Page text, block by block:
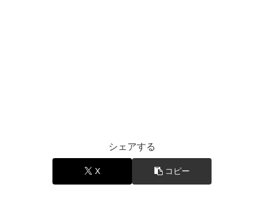
シェアする
X コピー